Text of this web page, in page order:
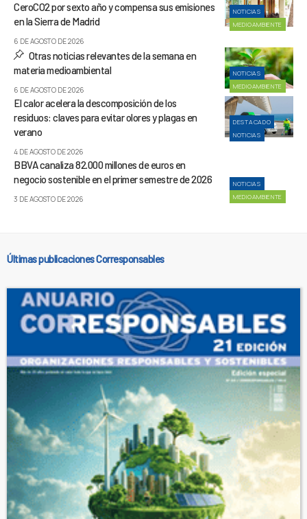
NOTICIAS
MEDIOAMBIENTE
CeroCO2 por sexto año y compensa sus emisiones
en la Sierra de Madrid
6 DE AGOSTO DE 2026
NOTICIAS
MEDIOAMBIENTE
Otras noticias relevantes de la semana en
materia medioambiental
6 DE AGOSTO DE 2026
DESTACADO
NOTICIAS
El calor acelera la descomposición de los
residuos: claves para evitar olores y plagas en
verano
4 DE AGOSTO DE 2026
NOTICIAS
MEDIOAMBIENTE
BBVA canaliza 82.000 millones de euros en
negocio sostenible en el primer semestre de 2026
3 DE AGOSTO DE 2026
Últimas publicaciones Corresponsables